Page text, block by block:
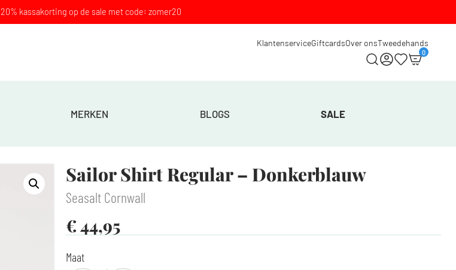
20% kassakorting op de sale met code: zomer20
KlantenserviceGiftcardsOver onsTweedehands
0
MERKEN BLOGS SALE
Sailor Shirt Regular – Donkerblauw
Seasalt Cornwall
€44,95
Maat